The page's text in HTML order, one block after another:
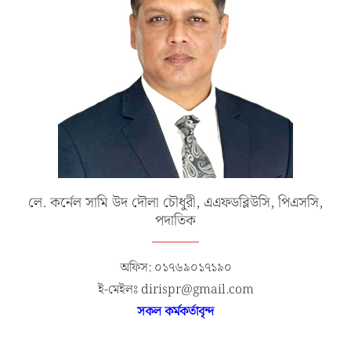
লে. কর্নেল সামি উদ দৌলা চৌধুরী, এএফডব্লিউসি, পিএসসি,
পদাতিক
অফিস: ০১৭৬৯০১৭১৯০
ই-মেইলঃ dirispr@gmail.com
সকল কর্মকর্তাবৃন্দ